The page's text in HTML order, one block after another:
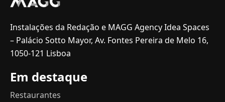
Instalações da Redação e MAGG Agency Idea Spaces
– Palácio Sotto Mayor, Av. Fontes Pereira de Melo 16,
1050-121 Lisboa
Em destaque
Restaurantes